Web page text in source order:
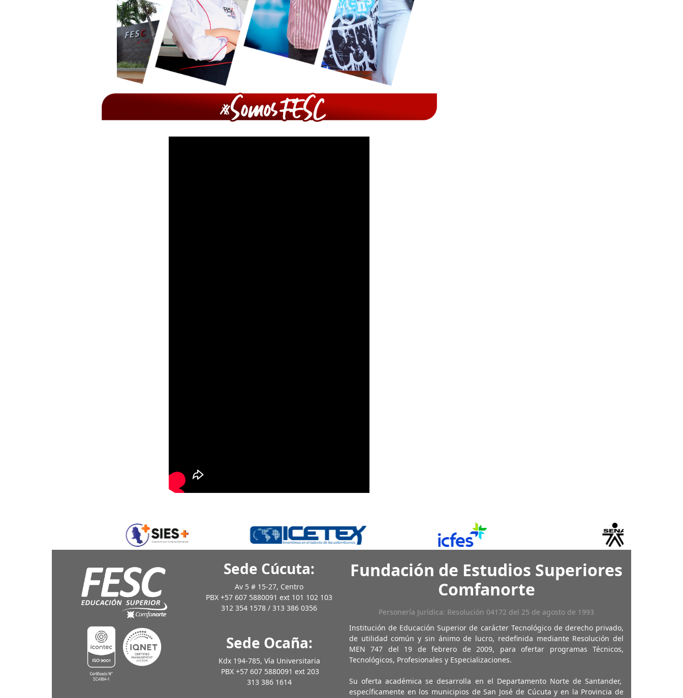
Sede Cúcuta:
Av 5 # 15-27, Centro
PBX +57 607 5880091 ext 101 102 103
312 354 1578 / 313 386 0356
Sede Ocaña:
Kdx 194-785, Vía Universitaria
PBX +57 607 5880091 ext 203
313 386 1614
Fundación de Estudios Superiores
Comfanorte
Personería Jurídica: Resolución 04172 del 25 de agosto de 1993
Institución de Educación Superior de carácter Tecnológico de derecho privado,
de utilidad común y sin ánimo de lucro, redefinida mediante Resolución del
MEN 747 del 19 de febrero de 2009, para ofertar programas Técnicos,
Tecnológicos, Profesionales y Especializaciones.
Su oferta académica se desarrolla en el Departamento Norte de Santander,
específicamente en los municipios de San José de Cúcuta y en la Provincia de